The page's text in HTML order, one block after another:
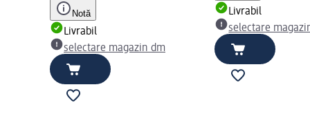
Notă
Livrabil
selectare magazin dm
Livrabil
selectare